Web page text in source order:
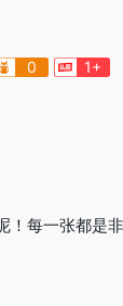
0 1+
每一张都是